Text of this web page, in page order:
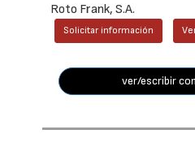
Roto Frank, S.A.
Solicitar información
ver/escribir